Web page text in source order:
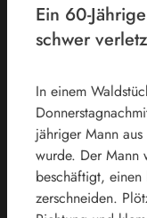
Ein 60-
schwer
In einem
jähriger Mann
wurde. Der Mann
beschäftigt,
zerschneiden.